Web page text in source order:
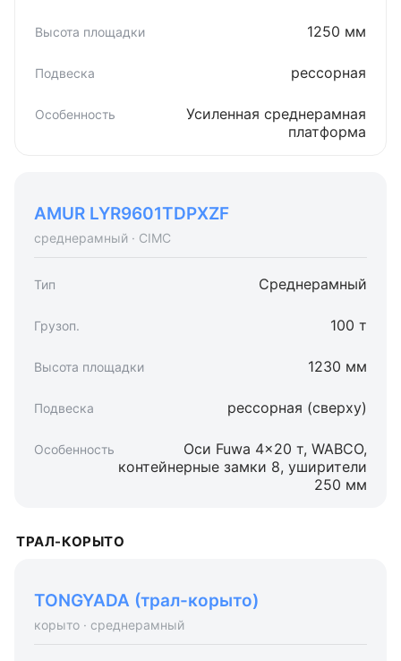
1250 мм
рессорная
Усиленная среднерамная
платформа
AMUR LYR9601TDPXZF
среднерамный · CIMC
Среднерамный
100 т
1230 мм
рессорная (сверху)
Оси Fuwa 4×20 т, WABCO,
контейнерные замки 8, уширители
250 мм
ТРАЛ-КОРЫТО
TONGYADA (трал-корыто)
корыто · среднерамный